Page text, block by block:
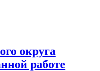
округа
работе